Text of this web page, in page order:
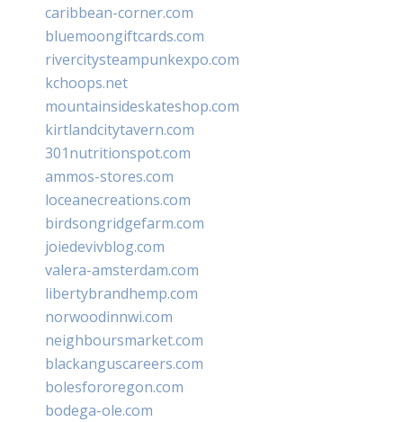
caribbean-corner.com
bluemoongiftcards.com
rivercitysteampunkexpo.com
kchoops.net
mountainsideskateshop.com
kirtlandcitytavern.com
301nutritionspot.com
ammos-stores.com
loceanecreations.com
birdsongridgefarm.com
joiedevivblog.com
valera-amsterdam.com
libertybrandhemp.com
norwoodinnwi.com
neighboursmarket.com
blackanguscareers.com
bolesfororegon.com
bodega-ole.com